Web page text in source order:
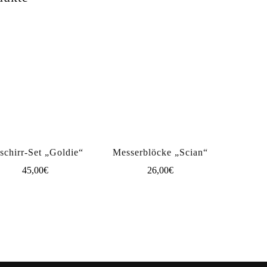
Set „Goldie“
45,00€
Messerblöcke „Scian“
26,00€
Varianten